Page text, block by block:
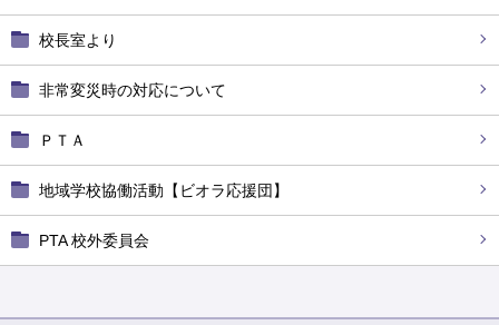
校長室より
非常変災時の対応について
ＰＴＡ
地域学校協働活動【ビオラ応援団】
PTA 校外委員会